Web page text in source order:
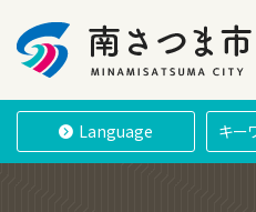
南さつま市
Language